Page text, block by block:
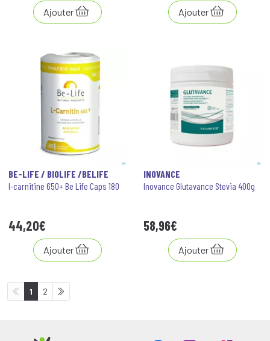
Ajouter Ajouter
BE-LIFE / BIOLIFE /BELIFE
l-carnitine 650+ Be Life Caps 180
44,20€
Ajouter
INOVANCE
Inovance Glutavance Stevia 400g
58,96€
Ajouter
1 2